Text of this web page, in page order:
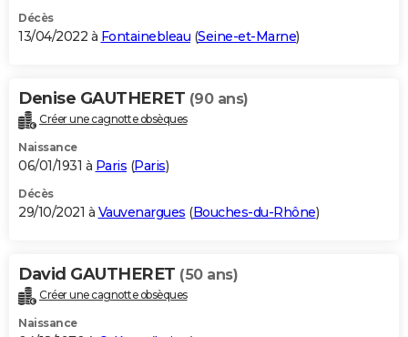
Décès
13/04/2022 à Fontainebleau (Seine-et-Marne)
Denise GAUTHERET (90 ans)
Créer une cagnotte obsèques
Naissance
06/01/1931 à Paris (Paris)
Décès
29/10/2021 à Vauvenargues (Bouches-du-Rhône)
David GAUTHERET (50 ans)
Créer une cagnotte obsèques
Naissance